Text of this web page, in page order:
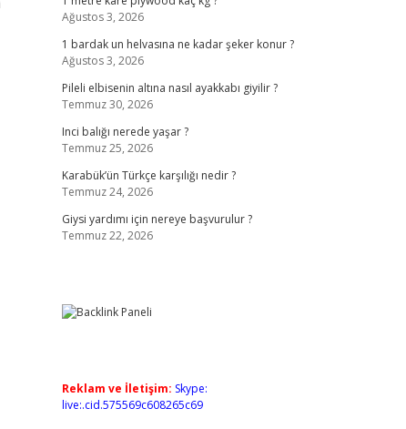
Ağustos 3, 2026
1 bardak un helvasına ne kadar şeker konur ?
Ağustos 3, 2026
Pileli elbisenin altına nasıl ayakkabı giyilir ?
Temmuz 30, 2026
Inci balığı nerede yaşar ?
Temmuz 25, 2026
Karabük’ün Türkçe karşılığı nedir ?
Temmuz 24, 2026
Giysi yardımı için nereye başvurulur ?
Temmuz 22, 2026
Reklam ve İletişim: Skype:
live:.cid.575569c608265c69